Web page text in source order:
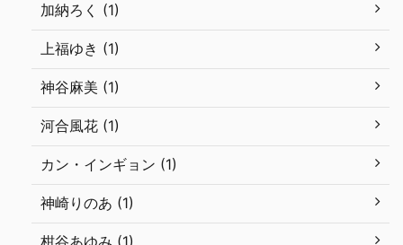
加納ろく (1)
上福ゆき (1)
神谷麻美 (1)
河合風花 (1)
カン・インギョン (1)
神崎りのあ (1)
柑谷あゆみ (1)